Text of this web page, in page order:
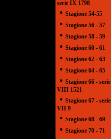
serie IX 1798
• Stagione 54-55
• Stagione 56 - 57
• Stagione 58 - 59
• Stagione 60 - 61
• Stagione 62 - 63
• Stagione 64 - 65
• Stagione 66 - serie
VIII 1521
• Stagione 67 - serie
VII 9
• Stagione 68 - 69
• Stagione 70 - 71